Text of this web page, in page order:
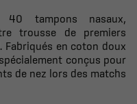
40 tampons nasaux,
trousse de premiers
en coton doux
conçus pour
de nez lors des matchs